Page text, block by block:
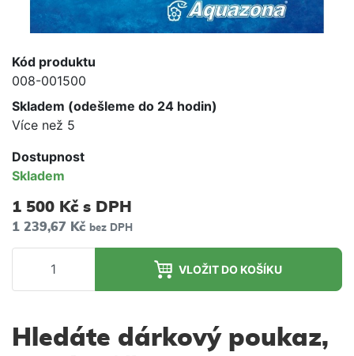
Kód produktu
008-001500
Skladem (odešleme do 24 hodin)
Více než 5
Dostupnost
Skladem
1 500 Kč s DPH
1 239,67 Kč bez DPH
VLOŽIT DO KOŠÍKU
Hledáte dárkový poukaz,